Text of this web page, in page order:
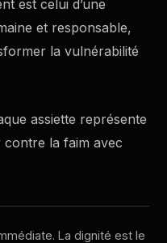
est celui d’une
et responsable,
la vulnérabilité
assiette représente
la faim avec
La dignité est le